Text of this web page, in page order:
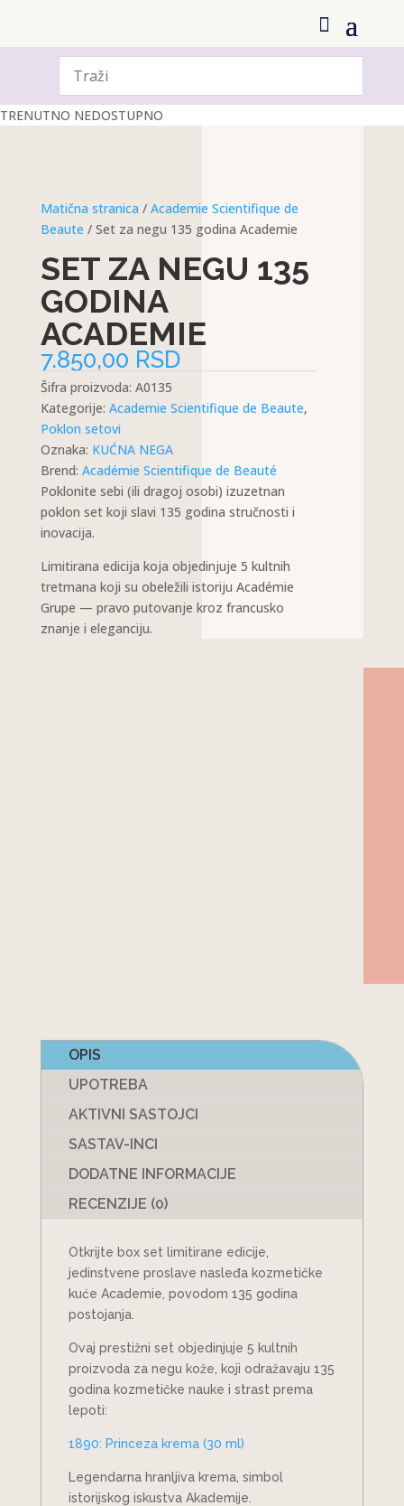
TRENUTNO NEDOSTUPNO
Matična stranica / Academie Scientifique de
Beaute / Set za negu 135 godina Academie
SET ZA NEGU 135
GODINA
ACADEMIE
7.850,00 RSD
Šifra proizvoda: A0135
Kategorije: Academie Scientifique de Beaute,
Poklon setovi
Oznaka: KUĆNA NEGA
Brend: Académie Scientifique de Beauté
Poklonite sebi (ili dragoj osobi) izuzetnan
poklon set koji slavi 135 godina stručnosti i
inovacija.
Limitirana edicija koja objedinjuje 5 kultnih
tretmana koji su obeležili istoriju Académie
Grupe — pravo putovanje kroz francusko
znanje i eleganciju.
OPIS
UPOTREBA
AKTIVNI SASTOJCI
SASTAV-INCI
DODATNE INFORMACIJE
RECENZIJE (0)
Otkrijte box set limitirane edicije,
jedinstvene proslave nasleđa kozmetičke
kuće Academie, povodom 135 godina
postojanja.
Ovaj prestižni set objedinjuje 5 kultnih
proizvoda za negu kože, koji odražavaju 135
godina kozmetičke nauke i strast prema
lepoti:
1890: Princeza krema (30 ml)
Legendarna hranljiva krema, simbol
istorijskog iskustva Akademije.